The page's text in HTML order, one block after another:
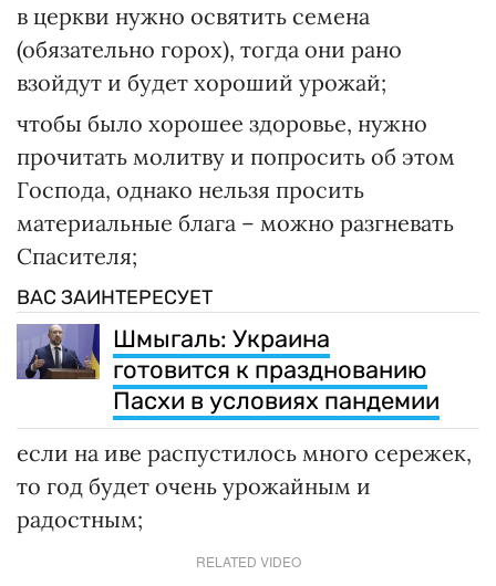
в церкви нужно освятить семена
(обязательно горох), тогда они рано
взойдут и будет хороший урожай;
чтобы было хорошее здоровье, нужно
прочитать молитву и попросить об этом
Господа, однако нельзя просить
материальные блага – можно разгневать
Спасителя;
ВАС ЗАИНТЕРЕСУЕТ
Шмыгаль: Украина
готовится к празднованию
Пасхи в условиях пандемии
если на иве распустилось много сережек,
то год будет очень урожайным и
радостным;
RELATED VIDEO